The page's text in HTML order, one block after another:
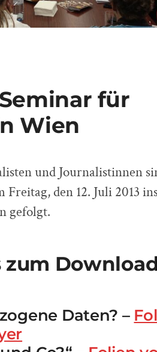
für
Wien
und Journalistinnen
den 12. Juli 2013
gefolgt.
zum
Daten? –